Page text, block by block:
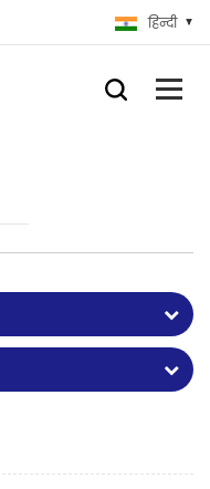
हिन्दी